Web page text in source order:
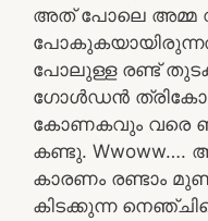
അത് പോലെ അമ്മ
പോലുള്ള രണ്ട്
ഗോൾഡൻ
കോണകവും വരെ
കണ്ടു. Wwoww….
കാരണം രണ്ടാം
കിടക്കുന്ന